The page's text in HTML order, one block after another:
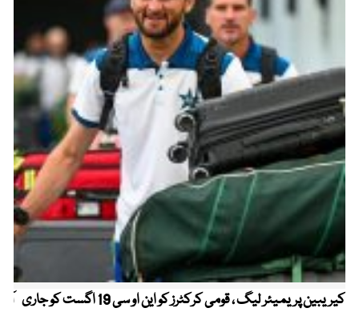
کیریبین پریمیئر لیگ ، قومی کرکٹرز کو این او سی 19 اگست کو جاری